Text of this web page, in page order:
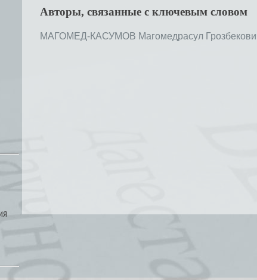
Авторы, связанные с ключевым словом
МАГОМЕД-КАСУМОВ Магомедрасул